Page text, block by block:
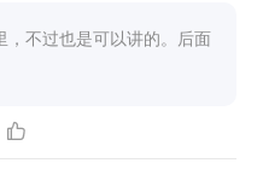
，不过也是可以讲的。后面
